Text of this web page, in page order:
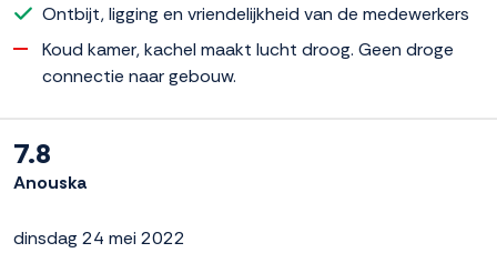
Ontbijt, ligging en vriendelijkheid van de medewerkers
Koud kamer, kachel maakt lucht droog. Geen droge
connectie naar gebouw.
7.8
Anouska
dinsdag 24 mei 2022